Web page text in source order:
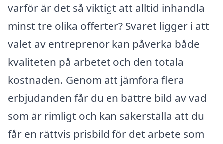
varför är det så viktigt att alltid inhandla
minst tre olika offerter? Svaret ligger i att
valet av entreprenör kan påverka både
kvaliteten på arbetet och den totala
kostnaden. Genom att jämföra flera
erbjudanden får du en bättre bild av vad
som är rimligt och kan säkerställa att du
får en rättvis prisbild för det arbete som